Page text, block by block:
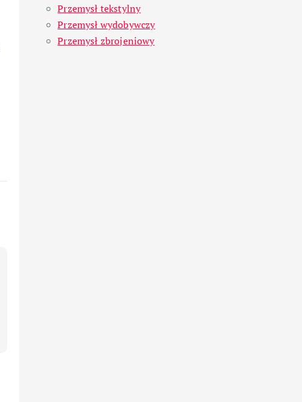
Przemysł tekstylny
Przemysł wydobywczy
Przemysł zbrojeniowy